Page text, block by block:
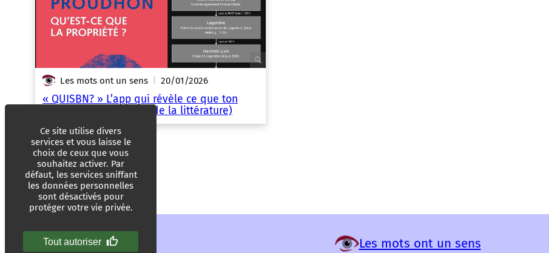
Les mots ont un sens 20/01/2026
« QUISBN? » L’app qui révèle ce que ton
livre te cache (le Yuka de la littérature)
Les mots ont un sens
Ce site utilise divers
services et vous laisse le
choix de ceux que vous
souhaitez activer. Par
défaut, les services sniffant
les données personnelles
sont désactivés pour
protéger votre vie privée.
Tout autoriser